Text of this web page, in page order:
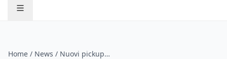
Home / News / Nuovi pickup Aguilar "Music Man Style"